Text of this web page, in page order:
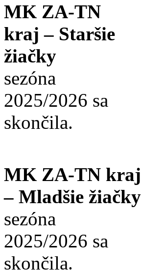
MK ZA-TN
kraj – Staršie
žiačky
sezóna
2025/2026 sa
skončila.
MK ZA-TN kraj
– Mladšie žiačky
sezóna
2025/2026 sa
skončila.